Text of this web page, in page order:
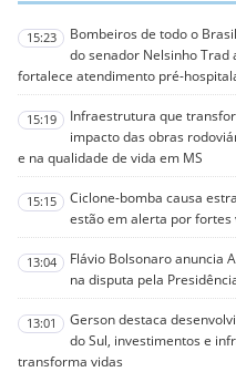
15:23
Bombeiros de todo o
do senador Nelsinho Trad
fortalece atendimento pré-
15:19
Infraestrutura que
impacto das obras
e na qualidade de vida em MS
15:15
Ciclone-bomba causa
estão em alerta por fortes
13:04
Flávio Bolsonaro anuncia
na disputa pela
13:01
Gerson destaca
do Sul, investimentos e
transforma vidas